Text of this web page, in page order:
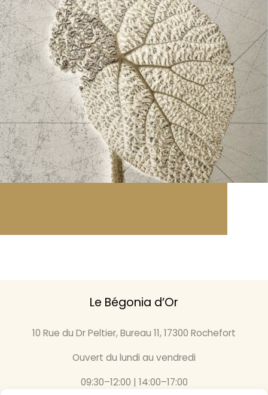
Le Bégonia d’Or
10 Rue du Dr Peltier, Bureau 11, 17300 Rochefort
Ouvert du lundi au vendredi
09:30–12:00 | 14:00–17:00